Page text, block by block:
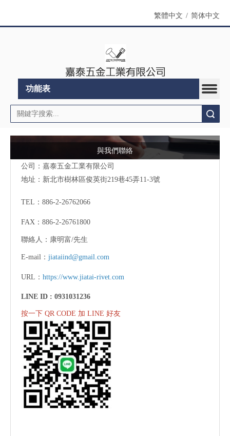
繁體中文 / 简体中文
功能表
與我們聯絡
公司：嘉泰五金工業有限公司
地址： 新北市樹林區俊英街219巷45弄11-3號
TEL：886-2-26762066
FAX：886-2-26761800
聯絡人：康明富/先生
E-mail： jiataiind@gmail.com
URL： https://www.jiatai-rivet.com
LINE ID : 0931031236
按一下 QR CODE 加 LINE 好友